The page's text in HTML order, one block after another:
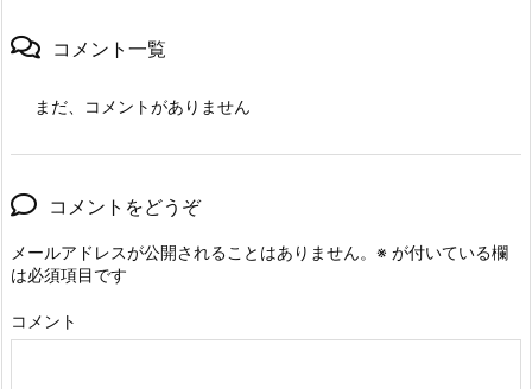
コメント一覧
まだ、コメントがありません
コメントをどうぞ
メールアドレスが公開されることはありません。 ※ が付いている欄
は必須項目です
コメント